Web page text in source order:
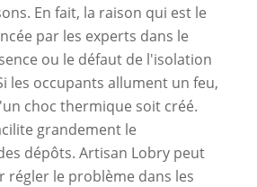
En fait, la raison qui est le
par les experts dans le
ou le défaut de l'isolation
les occupants allument un feu,
choc thermique soit créé.
grandement le
dépôts. Artisan Lobry peut
régler le problème dans les